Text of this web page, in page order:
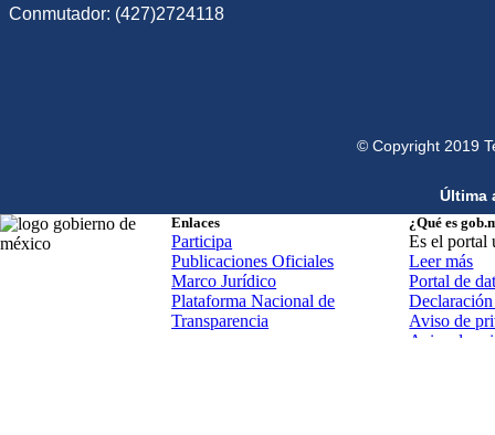
Conmutador: (427)2724118
© Copyright 2019
Última
Enlaces
Participa
Publicaciones Oficiales
Marco Jurídico
Plataforma Nacional de
Transparencia
¿Qué es
Es el portal
Leer más
Portal de
Aviso de
Aviso de